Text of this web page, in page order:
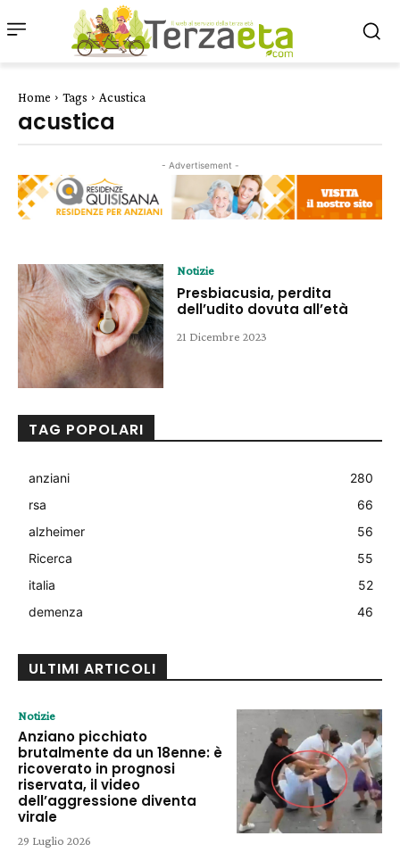
Home Tags Acustica
acustica
- Advertisement -
Notizie
Presbiacusia, perdita
dell’udito dovuta all’età
21 Dicembre 2023
TAG POPOLARI
anziani
280
rsa
66
alzheimer
56
Ricerca
55
italia
52
demenza
46
ULTIMI ARTICOLI
Notizie
Anziano picchiato
brutalmente da un 18enne: è
ricoverato in prognosi
riservata, il video
dell’aggressione diventa
virale
29 Luglio 2026